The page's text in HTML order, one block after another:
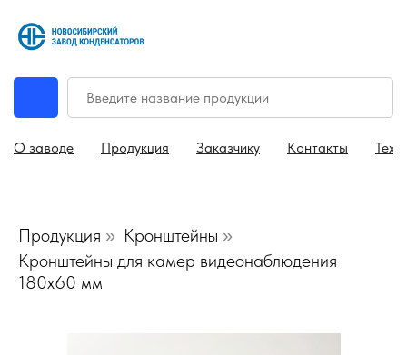
О заводе Продукция Заказчику Контакты
Продукция » Кронштейны »
Кронштейны для камер видеонаблюдения
180х60 мм